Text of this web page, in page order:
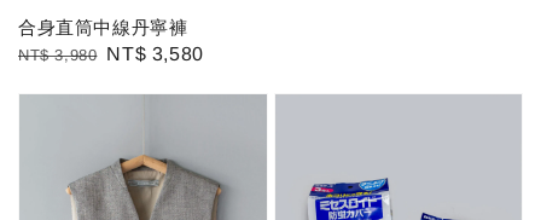
合身直筒中線丹寧褲
Regular
NT$ 3,980 Sale
NT$ 3,580